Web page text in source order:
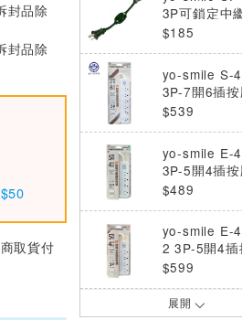
封品除
封品除
取貨付
用專人服務或撥打門市電話
3P可鎖定中
線0.3M(1尺)
$185
yo-smile S-
3P-7開6插
腦延長線
$539
yo-smile E-
3P-5開4插
腦延長線
$489
yo-smile E-
2 3P-5開4插
電腦延長線
$599
yo-smile S-
展開